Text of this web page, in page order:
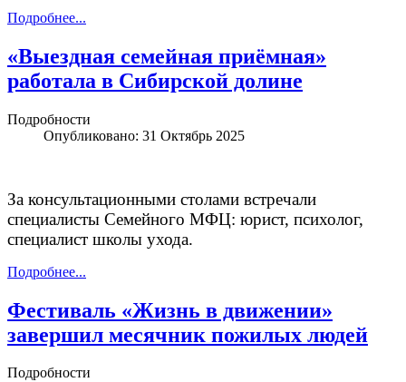
Подробнее...
«Выездная семейная приёмная»
работала в Сибирской долине
Подробности
Опубликовано: 31 Октябрь 2025
За консультационными столами встречали
специалисты Семейного МФЦ: юрист, психолог,
специалист школы ухода.
Подробнее...
Фестиваль «Жизнь в движении»
завершил месячник пожилых людей
Подробности